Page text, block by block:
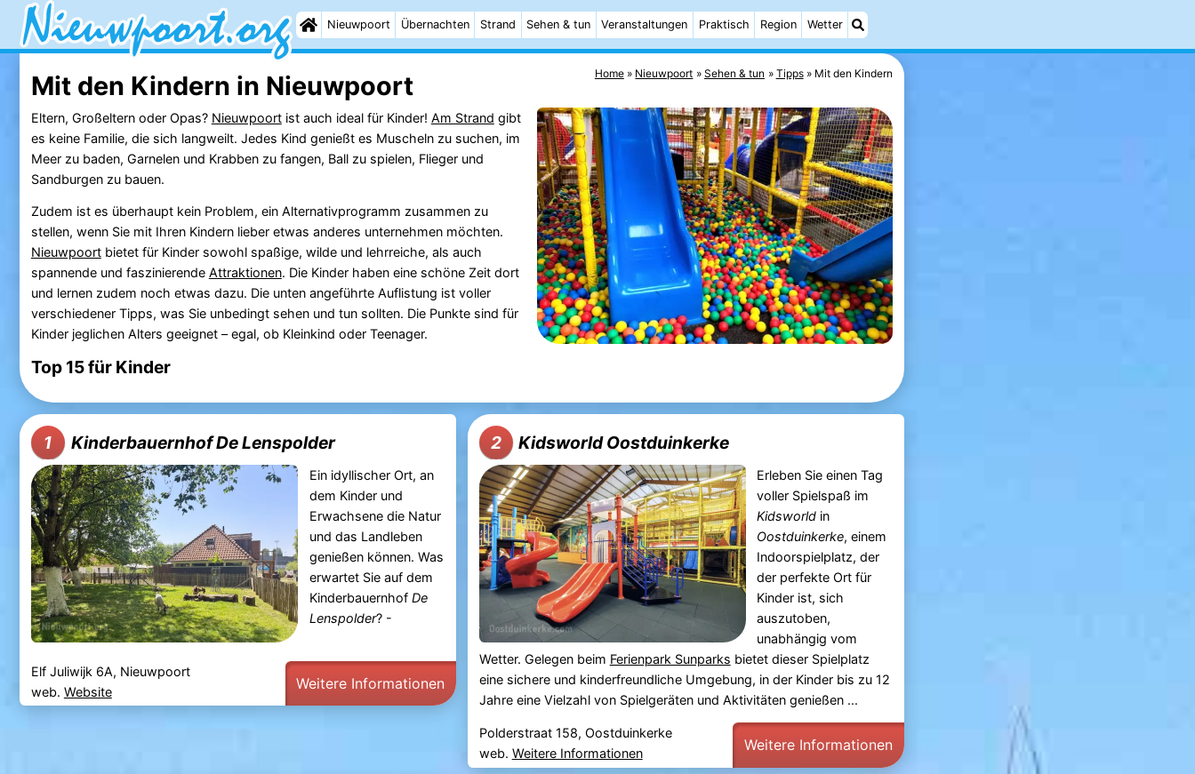
Nieuwpoort Übernachten Strand Sehen & tun Veranstaltungen Praktisch Region Wetter
Home Nieuwpoort Sehen & tun Tipps Mit den Kindern
Mit den Kindern in Nieuwpoort
Eltern, Großeltern oder Opas? Nieuwpoortist auch ideal für Kinder! Am Strand gibt
es keine Familie, die sich langweilt. Jedes Kind genießt es Muscheln zu suchen, im
Meer zu baden, Garnelen und Krabben zu fangen, Ball zu spielen, Flieger und
Sandburgen zu bauen.
Zudem ist es überhaupt kein Problem, ein Alternativprogramm zusammen zu
stellen, wenn Sie mit Ihren Kindern lieber etwas anderes unternehmen möchten.
Nieuwpoortbietet für Kinder sowohl spaßige, wilde und lehrreiche, als auch
spannende und faszinierende Attraktionen. Die Kinder haben eine schöne Zeit dort
und lernen zudem noch etwas dazu. Die unten angeführte Auflistung ist voller
verschiedener Tipps, was Sie unbedingt sehen und tun sollten. Die Punkte sind für
Kinder jeglichen Alters geeignet – egal, ob Kleinkind oder Teenager.
Top 15 für Kinder
1 Kinderbauernhof De Lenspolder
Ein idyllischer Ort, an
dem Kinder und
Erwachsene die Natur
und das Landleben
genießen können. Was
erwartet Sie auf dem
Kinderbauernhof De
Lenspolder? -
Elf Juliwijk 6A, Nieuwpoort
web. Website Weitere Informationen
2 Kidsworld Oostduinkerke
Erleben Sie einen Tag
voller Spielspaß im
Kidsworld in
Oostduinkerke, einem
Indoorspielplatz, der
der perfekte Ort für
Kinder ist, sich
auszutoben,
unabhängig vom
Wetter. Gelegen beim Ferienpark Sunparks bietet dieser Spielplatz
eine sichere und kinderfreundliche Umgebung, in der Kinder bis zu 12
Jahre eine Vielzahl von Spielgeräten und Aktivitäten genießen ...
Polderstraat 158, Oostduinkerke
web. Weitere Informationen Weitere Informationen